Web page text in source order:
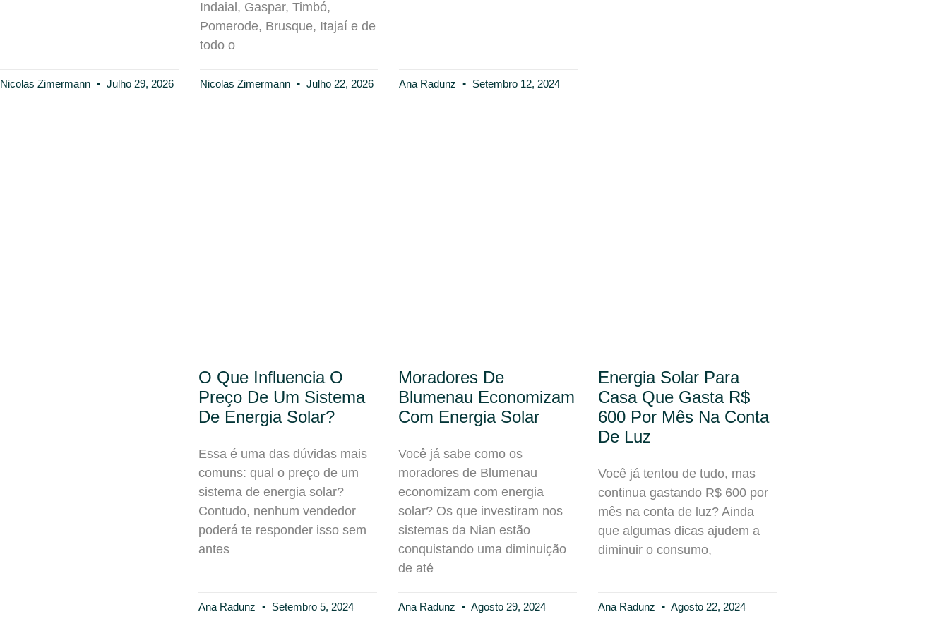
Nicolas Zimermann Julho 29, 2026
Indaial, Gaspar, Timbó,
Pomerode, Brusque, Itajaí e de
todo o
Nicolas Zimermann Julho 22, 2026 Ana Radunz Setembro 12, 2024
O Que Influencia O
Preço De Um Sistema
De Energia Solar?
Essa é uma das dúvidas mais
comuns: qual o preço de um
sistema de energia solar?
Contudo, nenhum vendedor
poderá te responder isso sem
antes
Ana Radunz Setembro 5, 2024
Moradores De
Blumenau Economizam
Com Energia Solar
Você já sabe como os
moradores de Blumenau
economizam com energia
solar? Os que investiram nos
sistemas da Nian estão
conquistando uma diminuição
de até
Ana Radunz Agosto 29, 2024
Energia Solar Para
Casa Que Gasta R$
600 Por Mês Na Conta
De Luz
Você já tentou de tudo, mas
continua gastando R$ 600 por
mês na conta de luz? Ainda
que algumas dicas ajudem a
diminuir o consumo,
Ana Radunz Agosto 22, 2024